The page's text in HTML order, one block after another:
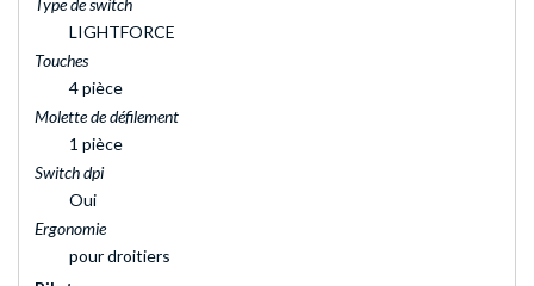
Type de switch
LIGHTFORCE
Touches
4 pièce
Molette de défilement
1 pièce
Switch dpi
Oui
Ergonomie
pour droitiers